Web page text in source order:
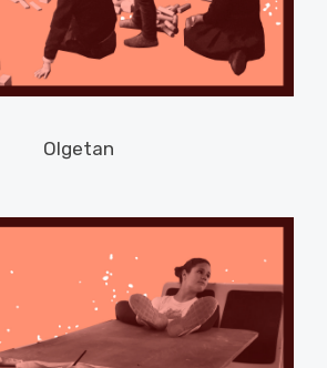
Olgetan